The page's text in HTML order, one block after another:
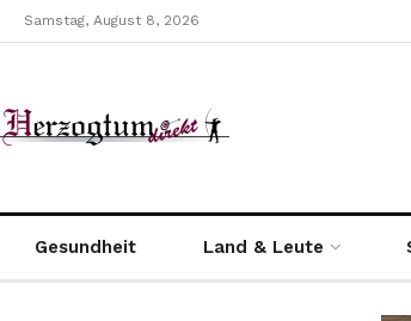
Samstag, August 8, 2026
Gesundheit Land & Leute